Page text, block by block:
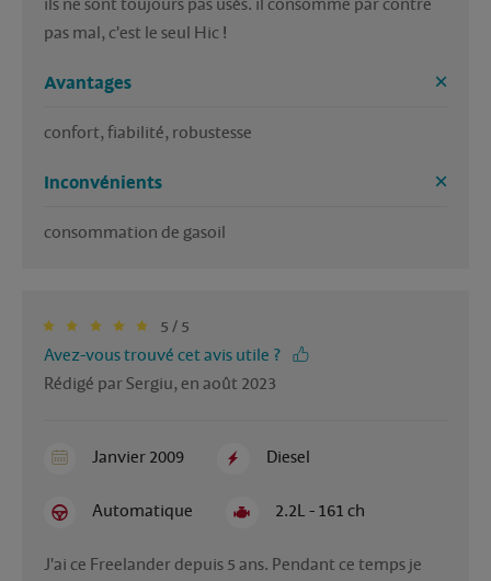
pas mal, c'est le seul Hic !
Avantages
confort, fiabilité, robustesse
Inconvénients
consommation de gasoil
5 / 5
Avez-vous trouvé cet avis utile ?
Rédigé par Sergiu, en août 2023
Janvier 2009 Diesel
Automatique 2.2L - 161 ch
J'ai ce Freelander depuis 5 ans. Pendant ce temps je